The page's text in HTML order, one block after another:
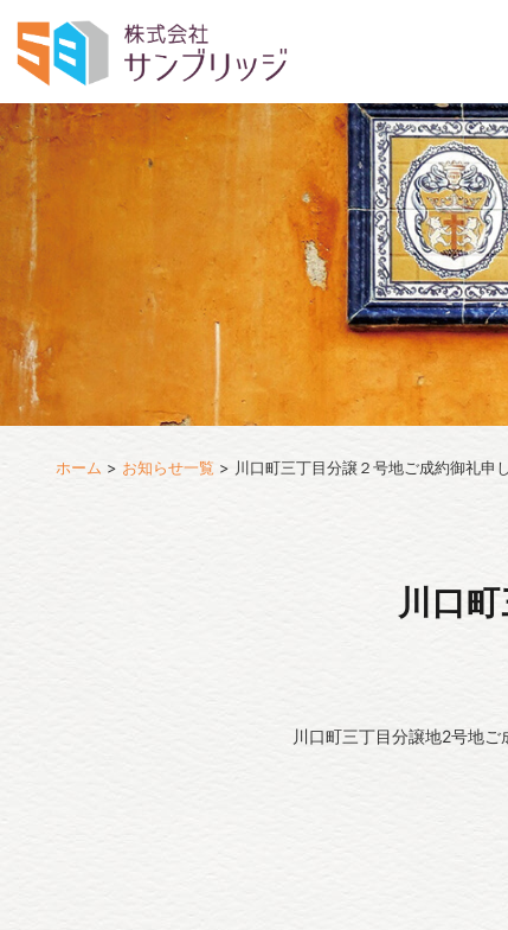
ホーム > お知らせ一覧 > 川口町三丁目分譲２号地ご成約御礼申
川口
川口町三丁目分譲地2号地